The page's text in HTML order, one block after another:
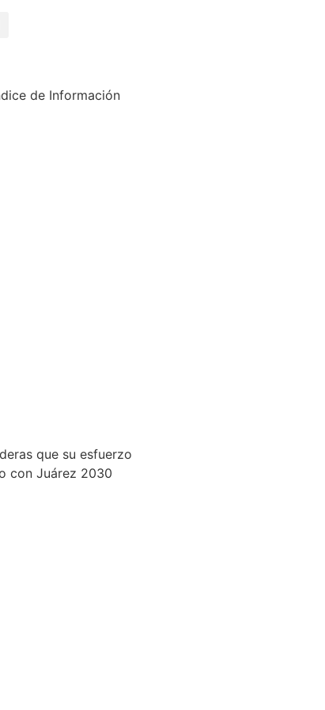
de Información
que su esfuerzo
con Juárez 2030